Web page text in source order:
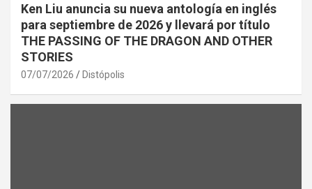
Ken Liu anuncia su nueva antología en inglés
para septiembre de 2026 y llevará por título
THE PASSING OF THE DRAGON AND OTHER
STORIES
07/07/2026 Distópolis